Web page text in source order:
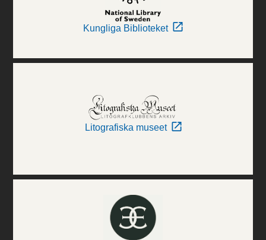
Kungliga Biblioteket
Litografiska museet